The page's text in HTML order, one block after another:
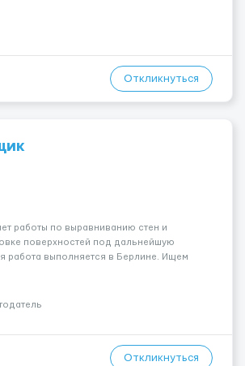
Мед. страховка. Высокая зарплат...
Откликнуться
работы по выравниванию стен и
поверхностей под дальнейшую
работа выполняется в Берлине. Ищем
опытом и портфолио.
оснований ...
Откликнуться